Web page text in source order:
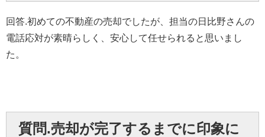
回答.初めての不動産の売却でしたが、担当の日比野さんの
電話応対が素晴らしく、安心して任せられると思いまし
た。
質問.売却が完了するまでに印象に